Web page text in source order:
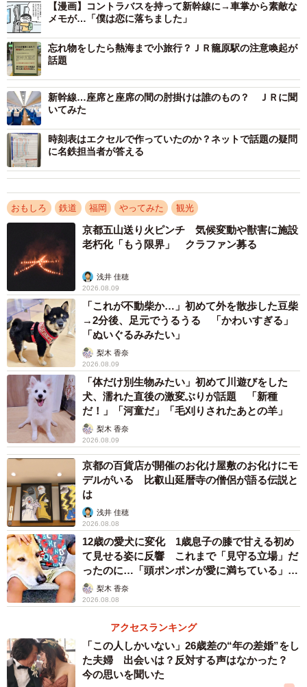
お待たせしました！と博多駅のホームに滑り込むひかりレールスター
車内はほぼ貸し切り状態でした
驚くほど乗客は少なく、しかも皆さん、「ちょっと外に出
てきました」程度のテンションで、やけに身軽。明らかに
新幹線に乗る雰囲気ではないところが面白い。
【漫画】コントラバスを持って新幹線に→車掌から素敵な
メモが…「僕は恋に落ちました」
忘れ物をしたら熱海まで小旅行？ＪＲ籠原駅の注意喚起が
話題
新幹線…座席と座席の間の肘掛けは誰のもの？ ＪＲに聞
いてみた
時刻表はエクセルで作っていたのか？ネットで話題の疑問
に名鉄担当者が答える
おもしろ 鉄道 福岡 やってみた 観光
京都五山送り火ピンチ 気候変動や獣害に施設
老朽化「もう限界」 クラファン募る
浅井 佳穂
2026.08.09
「これが不動柴か…」初めて外を散歩した豆柴
→2分後、足元でうるうる 「かわいすぎる」
「ぬいぐるみみたい」
梨木 香奈
2026.08.09
「体だけ別生物みたい」初めて川遊びをした
犬、濡れた直後の激変ぶりが話題 「新種
だ！」「河童だ」「毛刈りされたあとの羊」
梨木 香奈
2026.08.09
京都の百貨店が開催のお化け屋敷のお化けにモ
デルがいる 比叡山延暦寺の僧侶が語る伝説と
は
浅井 佳穂
2026.08.08
12歳の愛犬に変化 1歳息子の膝で甘える初め
て見せる姿に反響 これまで「見守る立場」だ
ったのに…「頭ポンポンが愛に満ちている」
「尊…」
梨木 香奈
2026.08.08
アクセスランキング
「この人しかいない」26歳差の“年の差婚”をし
た夫婦 出会いは？反対する声はなかった？
今の思いを聞いた